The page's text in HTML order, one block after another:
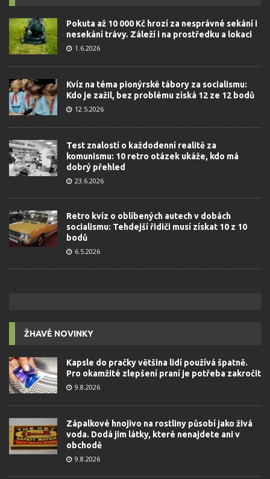
Pokuta až 10 000 Kč hrozí za nesprávné sekání i
nesekání trávy. Záleží i na prostředku a lokaci
1.6.2026
Kvíz na téma pionýrské tábory za socialismu:
Kdo je zažil, bez problému získá 12 ze 12 bodů
12.5.2026
Test znalostí o každodenní realitě za
komunismu: 10 retro otázek ukáže, kdo má
dobrý přehled
23.6.2026
Retro kvíz o oblíbených autech v dobách
socialismu: Tehdejší řidiči musí získat 10 z 10
bodů
6.5.2026
ŽHAVÉ NOVINKY
Kapsle do pračky většina lidí používá špatně.
Pro okamžité zlepšení praní je potřeba zakročit
9.8.2026
Zápalkové hnojivo na rostliny působí jako živá
voda. Dodá jim látky, které nenajdete ani v
obchodě
9.8.2026